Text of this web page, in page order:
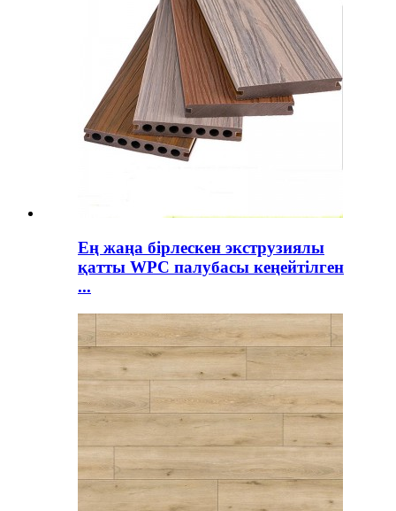
Ең жаңа бірлескен экструзиялы
қатты WPC палубасы кеңейтілген
...